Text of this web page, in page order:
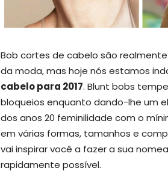
Bob cortes de cabelo são
da moda, mas hoje nós estamos
cabelo para 2017. Blunt bobs
bloqueios enquanto dando-lhe um
dos anos 20 feminilidade com o
em várias formas, tamanhos e
vai inspirar você a fazer a sua
rapidamente possível.